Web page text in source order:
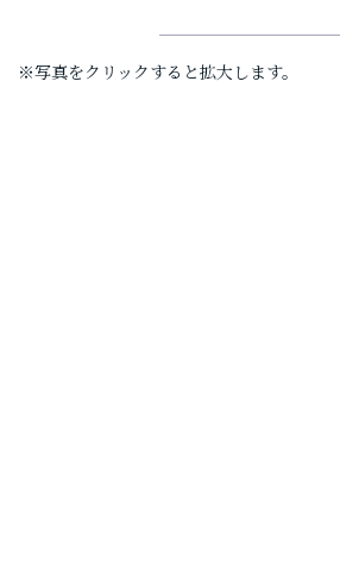
※写真をクリックすると拡大します。